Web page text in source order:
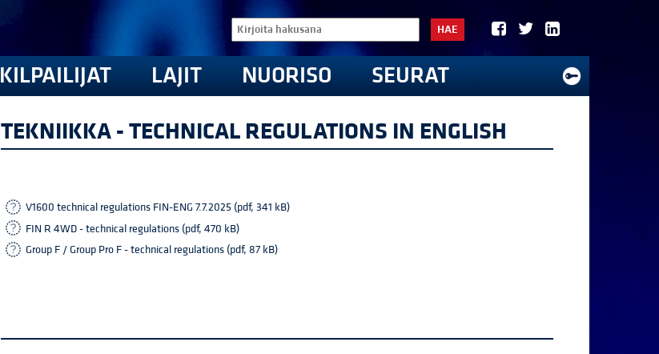
HAE
KILPAILIJAT LAJIT NUORISO SEURAT
TEKNIIKKA - TECHNICAL REGULATIONS IN ENGLISH
V1600 technical regulations FIN-ENG 7.7.2025 (pdf, 341 kB)
FIN R 4WD - technical regulations (pdf, 470 kB)
Group F / Group Pro F - technical regulations (pdf, 87 kB)